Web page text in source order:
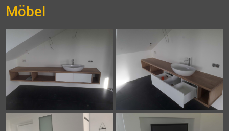
Möbel